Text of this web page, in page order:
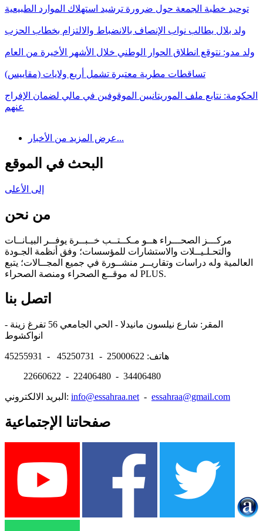
توحيد خطبة الجمعة حول ضرورة ترشيد استهلاك الموارد الطبيعية
ولد بلال يطالب نواب الإنصاف بالانضباط والالتزام بخطاب الحزب
ولد مدو: نتوقع انطلاق الحوار الوطني خلال الأشهر الأخيرة من العام
تساقطات مطرية معتبرة تشمل أربع ولايات (مقاييس)
الحكومة: نتابع ملف الموريتانيين الموقوفين في مالي لضمان الإفراج
عنهم
عرض المزيد من الأخبار...
البحث في الموقع
إلى الأعلى
من نحن
مركـــز الصحـــراء هــو مـكــتــب خــبــرة يوفــر البيـانــات
والتحـلـيــلات والاستشارات للمؤسسات؛ وفق أنظمة الجـودة
العالمية وله دراسات وتقاريــر منشــورة في جميع المجــالات؛ يتبع
له موقــع الصحراء ومنصة الصحراء PLUS.
اتصل بنا
المقر: شارع نيلسون مانيدلا - الحي الجامعي 56 تفرغ زينة -
هاتف: 25000622 - 45250731 - 45255931
22660622 - 22406480 - 34406480
البريد الالكتروني: info@essahraa.net - essahraa@gmail.com
صفحاتنا الإجتماعية